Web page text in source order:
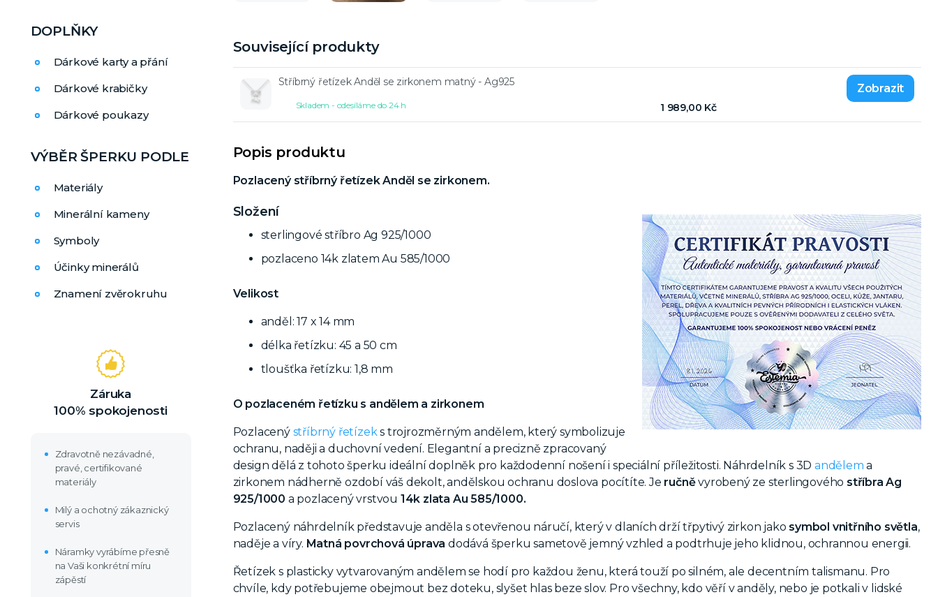
DOPLŇKY
Dárkové karty a přání
Dárkové krabičky
Dárkové poukazy
VÝBĚR ŠPERKU PODLE
Materiály
Minerální kameny
Symboly
Účinky minerálů
Znamení zvěrokruhu
Záruka
100% spokojenosti
Zdravotně nezávadné,
pravé, certifikované
materiály
Milý a ochotný zákaznický
servis
Náramky vyrábíme přesně
na Vaši konkrétní míru
zápěstí
Související produkty
Stříbrný řetízek Anděl se zirkonem matný - Ag925
1 989,00 Kč
Skladem - odesíláme do 24 h
Popis produktu
Pozlacený stříbrný řetízek Anděl se zirkonem.
Složení
sterlingové stříbro Ag 925/1000
pozlaceno 14k zlatem Au 585/1000
Velikost
anděl: 17 x 14 mm
délka řetízku: 45 a 50 cm
tloušťka řetízku: 1,8 mm
O pozlaceném řetízku s andělem a zirkonem
Pozlacený stříbrný řetízek s trojrozměrným andělem, který symbolizuje
ochranu, naději a duchovní vedení. Elegantní a precizně zpracovaný
design dělá z tohoto šperku ideální doplněk pro každodenní nošení i speciální příležitosti. Náhrdelník s 3Dandělem a
zirkonem nádherně ozdobí váš dekolt, andělskou ochranu doslova pocítíte. Je ručněvyrobený ze sterlingového stříbra Ag
925/1000 a pozlacený vrstvou 14k zlata Au 585/1000.
Pozlacený náhrdelník představuje anděla s otevřenou náručí, který v dlaních drží třpytivý zirkon jako symbol vnitřního světla,
naděje a víry. Matná povrchová úprava dodává šperku sametově jemný vzhled a podtrhuje jeho klidnou, ochrannou energii.
Řetízek s plasticky vytvarovaným andělem se hodí pro každou ženu, která touží po silném, ale decentním talismanu. Pro
chvíle, kdy potřebujeme obejmout bez doteku, slyšet hlas beze slov. Pro všechny, kdo věří v anděly, nebo je potkali v lidské